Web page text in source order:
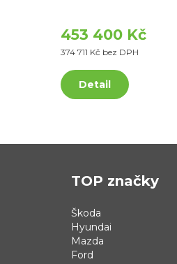
453 400 Kč
374 711 Kč bez DPH
Detail
TOP značky
Škoda
Hyundai
Mazda
Ford